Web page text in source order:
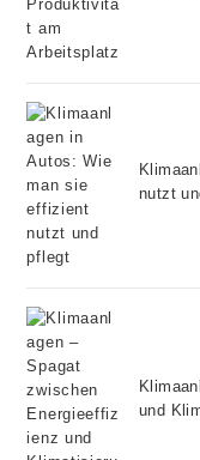
nutzt
und